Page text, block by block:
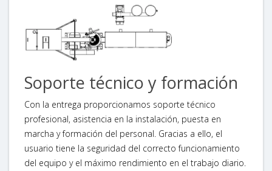
Soporte técnico y formación
Con la entrega proporcionamos soporte técnico
profesional, asistencia en la instalación, puesta en
marcha y formación del personal. Gracias a ello, el
usuario tiene la seguridad del correcto funcionamiento
del equipo y el máximo rendimiento en el trabajo diario.